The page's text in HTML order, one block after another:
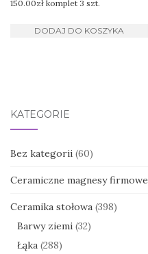
150.00zł komplet 3 szt.
DODAJ DO KOSZYKA
KATEGORIE
Bez kategorii (60)
Ceramiczne magnesy firmowe
Ceramika stołowa (398)
Barwy ziemi (32)
Łąka (288)